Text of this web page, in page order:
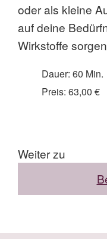
oder als kleine
auf deine
Wirkstoffe
Dauer: 60 Min.
Preis: 63,00 €
Weiter zu